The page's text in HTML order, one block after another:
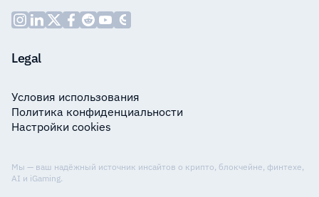
Legal
Условия использования
Политика конфиденциальности
Настройки cookies
Мы — ваш надёжный источник инсайтов о крипто, блокчейне, финтехе,
AI и iGaming.